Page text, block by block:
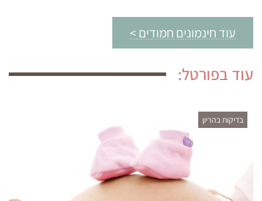
עוד חינמונים חמודים >
עוד בפורטל:
בדיקות בהריון